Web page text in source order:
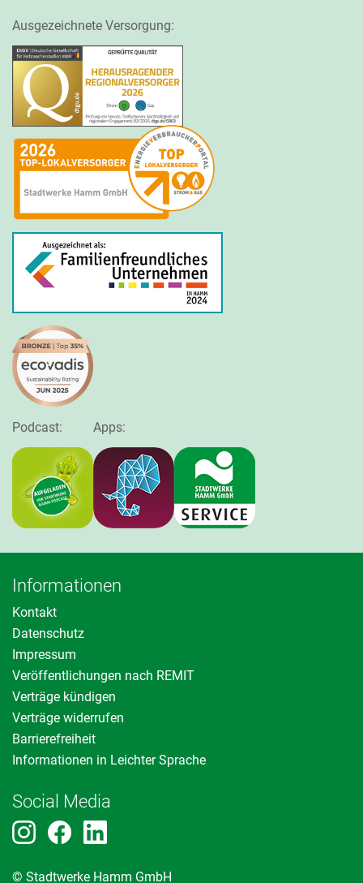
Ausgezeichnete Versorgung:
Podcast: Apps:
Informationen
Kontakt
Datenschutz
Impressum
Veröffentlichungen nach REMIT
Verträge kündigen
Verträge widerrufen
Barrierefreiheit
Informationen in Leichter Sprache
Social Media
© Stadtwerke Hamm GmbH